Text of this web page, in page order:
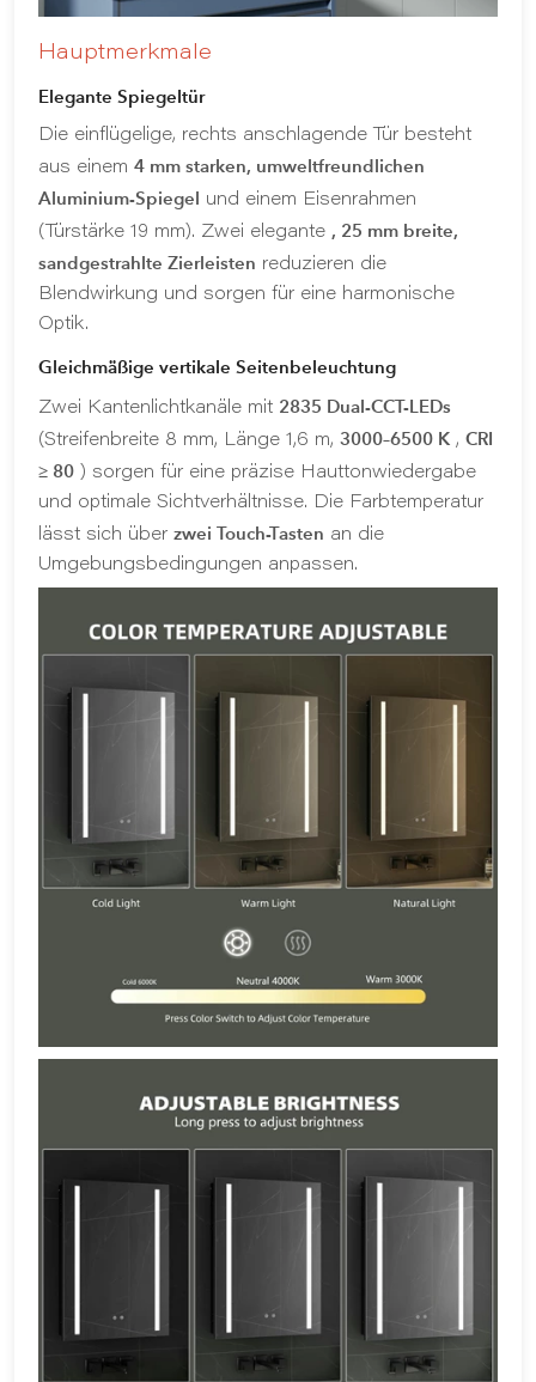
Hauptmerkmale
Elegante Spiegeltür
Die einflügelige, rechts anschlagende Tür besteht
aus einem 4 mm starken, umweltfreundlichen
Aluminium-Spiegel und einem Eisenrahmen
(Türstärke 19 mm). Zwei elegante , 25 mm breite,
sandgestrahlte Zierleisten reduzieren die
Blendwirkung und sorgen für eine harmonische
Optik.
Gleichmäßige vertikale Seitenbeleuchtung
Zwei Kantenlichtkanäle mit 2835 Dual-CCT-LEDs
(Streifenbreite 8 mm, Länge 1,6 m, 3000–6500 K , CRI
≥ 80 ) sorgen für eine präzise Hauttonwiedergabe
und optimale Sichtverhältnisse. Die Farbtemperatur
lässt sich über zwei Touch-Tasten an die
Umgebungsbedingungen anpassen.